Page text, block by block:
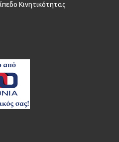
Κινητικότητας